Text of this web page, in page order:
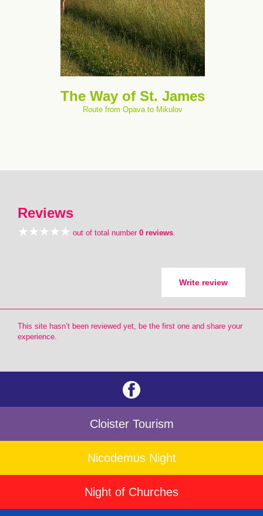
The Way of St. James
Route from Opava to Mikulov
Reviews
out of total number 0 reviews.
Write review
This site hasn’t been reviewed yet, be the first one and share your
experience.
Cloister Tourism
Nicodemus Night
Night of Churches